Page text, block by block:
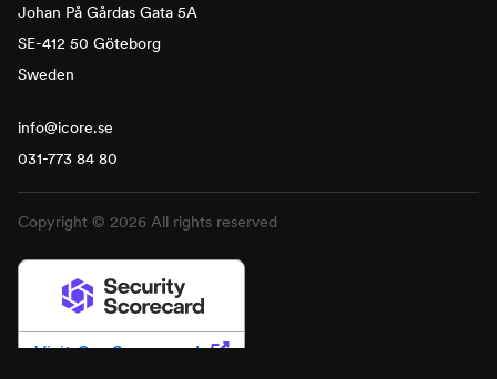
Johan På Gårdas Gata 5A
SE-412 50 Göteborg
Sweden
info@icore.se
031-773 84 80
Copyright © 2026 All rights reserved